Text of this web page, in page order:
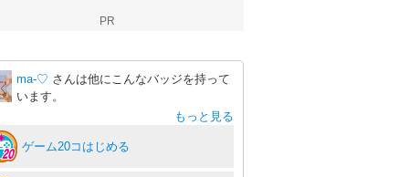
PR
ma-♡ さんは他にこんなバッジを持って
います。
もっと見る
ゲーム20コはじめる